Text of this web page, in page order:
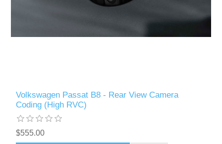
Volkswagen Passat B8 - Rear View Camera
Coding (High RVC)
$555.00